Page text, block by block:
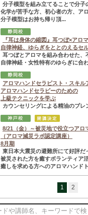
分子模型を組み立てることで分子
化学が苦手な方、初心者の方、ア
分子模型はお持ち帰り頂...
『耳は身体の縮図』耳つぼ×アロ
自律神経、ゆらぎをととのえるセ
耳つぼとアロマを組み合わせた
自律神経・女性特有のゆらぎに合
アロマハンドセラピスト・スキル
アロマハンドセラピーのための
上級テクニックを学ぶ
カウンセリングによる精油のブ
8/21（金）～被災地で役立つアロ
（アロマ減災ラボ認定講座）
8月期
東日本大震災の避難所にて好評
被災された方を癒すボランティア
癒しを求める方へのアロマハンド
1 2